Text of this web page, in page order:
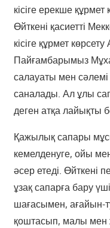
кісіге ерекше
Өйткені қасиетті
кісіге құрмет
Пайғамбарымыз
салауаты мен
саналады. Ал ұлы
деген атқа лайықты
Қажылық сапары
кемелденуге, ойы
әсер етеді. Өйткені
ұзақ сапарға бару
шағасымен, ағайын-
қоштасып, малы мен